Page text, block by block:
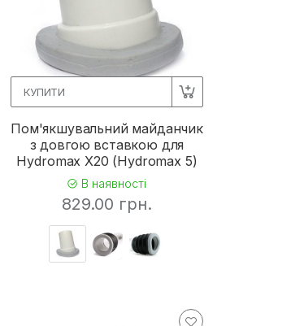
КУПИТИ
Пом'якшувальний майданчик
з довгою вставкою для
Hydromax X20 (Hydromax 5)
В наявності
829.00 грн.